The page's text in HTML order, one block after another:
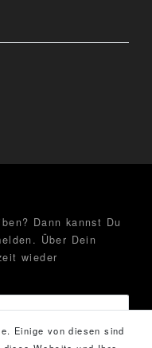
Dann kannst Du
Über Dein
wieder
Einige von diesen sind